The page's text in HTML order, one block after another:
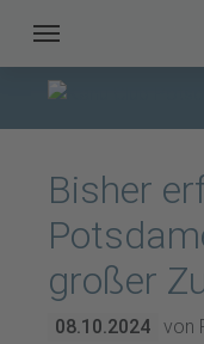
Kanu Club Potsdam im
Bisher
großer
08.10.2024 von